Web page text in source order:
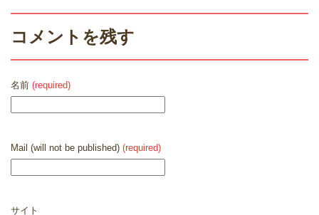
コメントを残す
名前 (required)
Mail (will not be published) (required)
サイト